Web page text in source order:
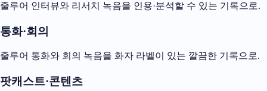
줄루어 인터뷰와 리서치 녹음을 인용·분석할 수 있는 기록으로.
통화·회의
줄루어 통화와 회의 녹음을 화자 라벨이 있는 깔끔한 기록으로.
팟캐스트·콘텐츠